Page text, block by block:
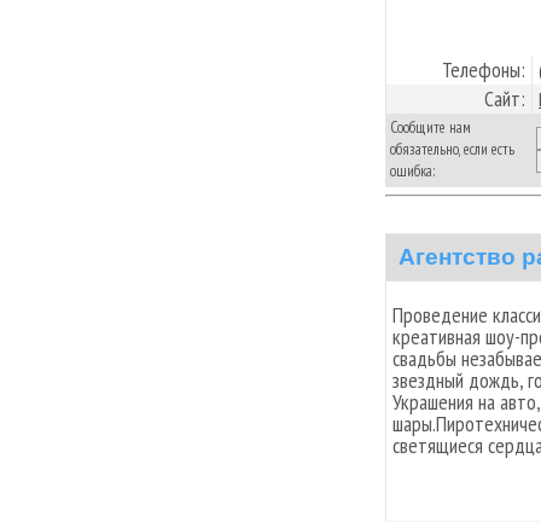
Телефоны:
Сайт:
Сообщите нам
обязательно, если есть
ошибка:
Агентство
Проведение
креативная шоу-
свадьбы
звездный дождь,
Украшения на
светящиеся